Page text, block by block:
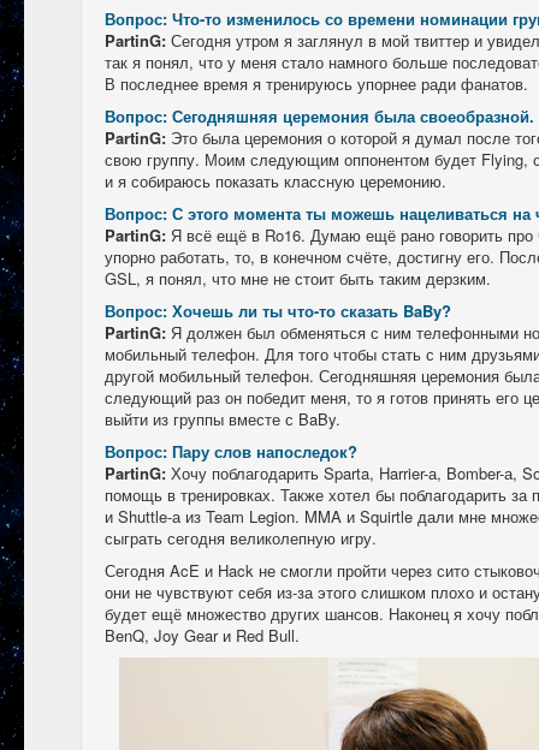
Вопрос: Что-то изменилось со времени номинации
PartinG: Сегодня утром я заглянул в мой твиттер и
так я понял, что у меня стало намного больше
В последнее время я тренируюсь упорнее ради фанатов.
Вопрос: Сегодняшняя церемония была своеобразной.
PartinG: Это была церемония о которой я думал после
свою группу. Моим следующим оппонентом будет Flying,
и я собираюсь показать классную церемонию.
Вопрос: С этого момента ты можешь нацеливаться на
PartinG: Я всё ещё в Ro16. Думаю ещё рано говорить
упорно работать, то, в конечном счёте, достигну его.
GSL, я понял, что мне не стоит быть таким дерзким.
Вопрос: Хочешь ли ты что-то сказать BaBy?
PartinG: Я должен был обменяться с ним телефонными
мобильный телефон. Для того чтобы стать с ним
другой мобильный телефон. Сегодняшняя церемония
следующий раз он победит меня, то я готов принять его
выйти из группы вместе с BaBy.
Вопрос: Пару слов напоследок?
PartinG: Хочу поблагодарить Sparta, Harrier-а, Bomber-а,
помощь в тренировках. Также хотел бы поблагодарить
и Shuttle-а из Team Legion. MMA и Squirtle дали мне
сыграть сегодня великолепную игру.
Сегодня AcE и Hack не смогли пройти через сито
они не чувствуют себя из-за этого слишком плохо и
будет ещё множество других шансов. Наконец я хочу
BenQ, Joy Gear и Red Bull.